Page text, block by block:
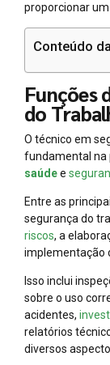
proporcionar
Conteúdo
Funções
do
O técnico em
fundamental na
saúdee
Entre as
segurança do
riscos, a
implementação
Isso inclui
sobre o uso
acidentes,
relatórios
diversos